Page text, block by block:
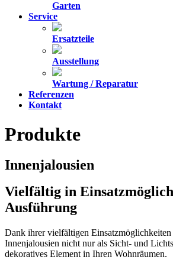
Garten
Service
Ersatzteile
Ausstellung
Wartung / Reparatur
Referenzen
Kontakt
Produkte
Innenjalousien
Vielfältig in
Ausführung
Dank ihrer vielfältigen Einsatzmöglichkeiten
Innenjalousien nicht nur als Sicht- und
dekoratives Element in Ihren Wohnräumen.